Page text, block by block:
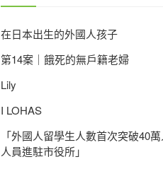
在日本出生的外國人孩子
第14案｜餓死的無戶籍老婦
Lily
I LOHAS
「外國人留學生人數首次突破40
人員進駐市役所」